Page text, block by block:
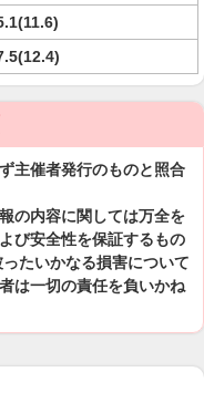
主催者発行のものと照合
の内容に関しては万全を
び安全性を保証するもの
たいかなる損害について
は一切の責任を負いかね